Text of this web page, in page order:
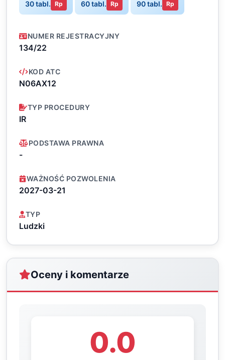
30 tabl. Rp 60 tabl. Rp 90 tabl. Rp
NUMER REJESTRACYJNY
134/22
KOD ATC
N06AX12
TYP PROCEDURY
IR
PODSTAWA PRAWNA
-
WAŻNOŚĆ POZWOLENIA
2027-03-21
TYP
Ludzki
Oceny i komentarze
0.0